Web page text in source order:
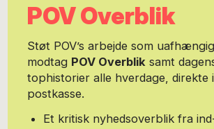
amerikansk selskab i 2013, hvilket blandt
nogle spændende år som indbygger i New
startede den næste nye virksomhed:
gang med at revolutionere læringsområdet
at arbejde med adaptiv læring på en helt ny måde.
Flemming nysgerrig og søgende. Han
sit normale ekko-kammer bl.a. som frivillig hos
hvorigennem han er blevet ven til en
POV Overblik
Støt POV’s arbejde som
modtag POV Overblik samt
tophistorier alle hverdage, direkte
postkasse.
Et kritisk nyhedsoverblik fra